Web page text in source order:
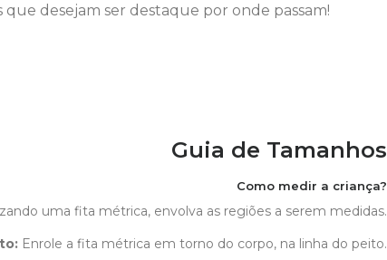
desejam ser destaque por onde passam!
Guia de Tamanhos
Como medir a criança?
uma fita métrica, envolva as regiões a serem medidas.
Enrole a fita métrica em torno do corpo, na linha do peito.